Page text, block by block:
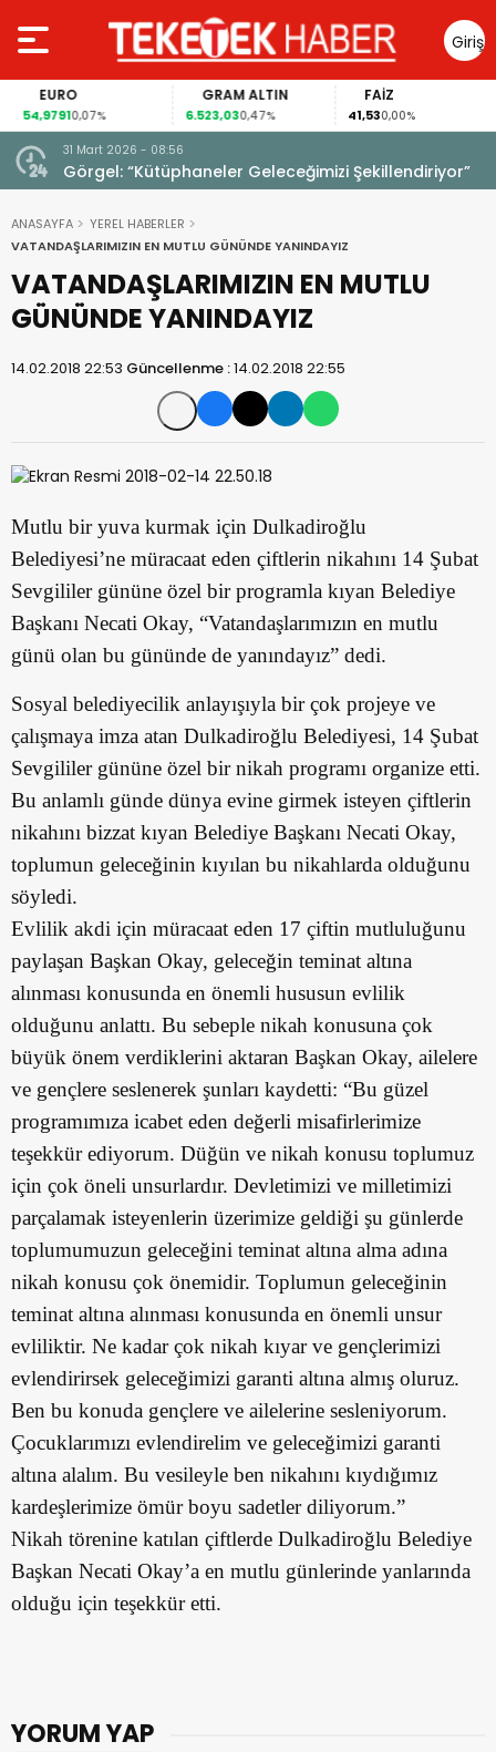
Giriş
Yap
EURO
54,97910,07%
GRAM ALTIN
6.523,030,47%
FAİZ
41,530,00%
31 Mart 2026 - 08:56
Görgel: “Kütüphaneler Geleceğimizi Şekillendiriyor”
ANASAYFA
YEREL HABERLER
VATANDAŞLARIMIZIN EN MUTLU GÜNÜNDE YANINDAYIZ
VATANDAŞLARIMIZIN EN MUTLU
GÜNÜNDE YANINDAYIZ
14.02.2018 22:53 Güncellenme :14.02.2018 22:55
Mutlu bir yuva kurmak için Dulkadiroğlu
Belediyesi’ne müracaat eden çiftlerin nikahını 14 Şubat
Sevgililer gününe özel bir programla kıyan Belediye
Başkanı Necati Okay, “Vatandaşlarımızın en mutlu
günü olan bu gününde de yanındayız” dedi.
Sosyal belediyecilik anlayışıyla bir çok projeye ve
çalışmaya imza atan Dulkadiroğlu Belediyesi, 14 Şubat
Sevgililer gününe özel bir nikah programı organize etti.
Bu anlamlı günde dünya evine girmek isteyen çiftlerin
nikahını bizzat kıyan Belediye Başkanı Necati Okay,
toplumun geleceğinin kıyılan bu nikahlarda olduğunu
söyledi.
Evlilik akdi için müracaat eden 17 çiftin mutluluğunu
paylaşan Başkan Okay, geleceğin teminat altına
alınması konusunda en önemli hususun evlilik
olduğunu anlattı. Bu sebeple nikah konusuna çok
büyük önem verdiklerini aktaran Başkan Okay, ailelere
ve gençlere seslenerek şunları kaydetti: “Bu güzel
programımıza icabet eden değerli misafirlerimize
teşekkür ediyorum. Düğün ve nikah konusu toplumuz
için çok öneli unsurlardır. Devletimizi ve milletimizi
parçalamak isteyenlerin üzerimize geldiği şu günlerde
toplumumuzun geleceğini teminat altına alma adına
nikah konusu çok önemidir. Toplumun geleceğinin
teminat altına alınması konusunda en önemli unsur
evliliktir. Ne kadar çok nikah kıyar ve gençlerimizi
evlendirirsek geleceğimizi garanti altına almış oluruz.
Ben bu konuda gençlere ve ailelerine sesleniyorum.
Çocuklarımızı evlendirelim ve geleceğimizi garanti
altına alalım. Bu vesileyle ben nikahını kıydığımız
kardeşlerimize ömür boyu sadetler diliyorum.”
Nikah törenine katılan çiftlerde Dulkadiroğlu Belediye
Başkan Necati Okay’a en mutlu günlerinde yanlarında
olduğu için teşekkür etti.
YORUM YAP